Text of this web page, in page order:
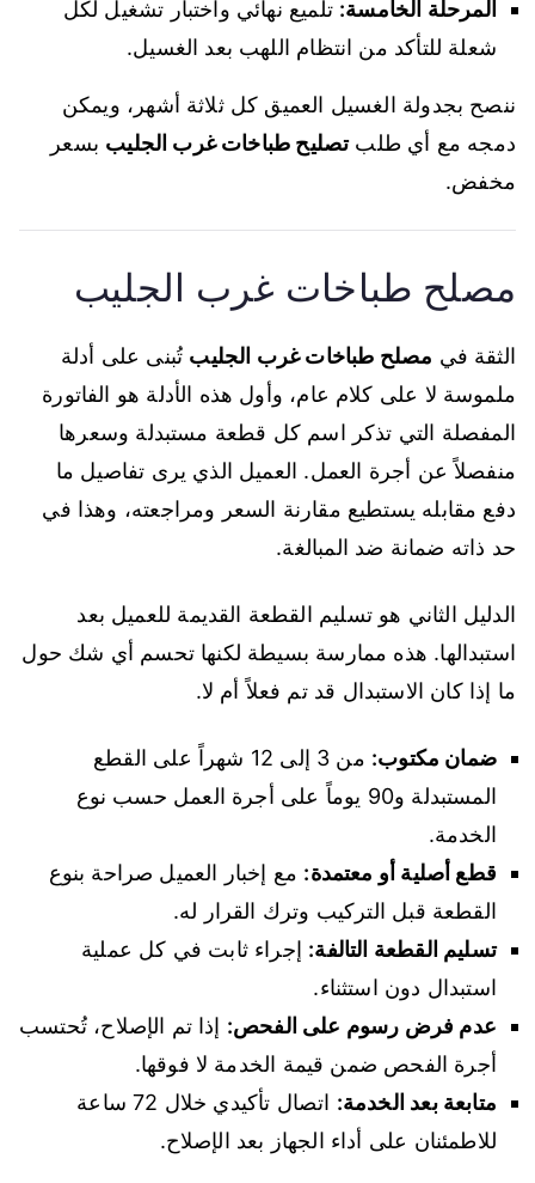
المرحلة الخامسة: تلميع نهائي واختبار تشغيل لكل
شعلة للتأكد من انتظام اللهب بعد الغسيل.
ننصح بجدولة الغسيل العميق كل ثلاثة أشهر، ويمكن
دمجه مع أي طلبتصليح طباخات غرب الجليب بسعر
مخفض.
مصلح طباخات غرب الجليب
الثقة في مصلح طباخات غرب الجليب تُبنى على أدلة
ملموسة لا على كلام عام، وأول هذه الأدلة هو الفاتورة
المفصلة التي تذكر اسم كل قطعة مستبدلة وسعرها
منفصلاً عن أجرة العمل. العميل الذي يرى تفاصيل ما
دفع مقابله يستطيع مقارنة السعر ومراجعته، وهذا في
حد ذاته ضمانة ضد المبالغة.
الدليل الثاني هو تسليم القطعة القديمة للعميل بعد
استبدالها. هذه ممارسة بسيطة لكنها تحسم أي شك حول
ما إذا كان الاستبدال قد تم فعلاً أم لا.
ضمان مكتوب:
من 3 إلى 12 شهراً على القطع
المستبدلة و90 يوماً على أجرة العمل حسب نوع
الخدمة.
قطع أصلية أو معتمدة: مع إخبار العميل صراحة بنوع
القطعة قبل التركيب وترك القرار له.
تسليم القطعة التالفة: إجراء ثابت في كل عملية
استبدال دون استثناء.
عدم فرض رسوم على الفحص: إذا تم الإصلاح، تُحتسب
أجرة الفحص ضمن قيمة الخدمة لا فوقها.
متابعة بعد الخدمة:
اتصال تأكيدي خلال 72 ساعة
للاطمئنان على أداء الجهاز بعد الإصلاح.